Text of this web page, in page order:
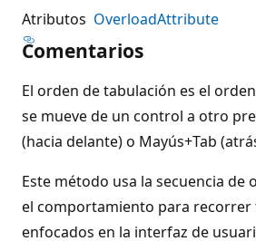
Atributos OverloadAttribute
Comentarios
El orden de tabulación es el
se mueve de un control a otro
(hacia delante) o Mayús+Tab
Este método usa la secuencia de
el comportamiento para recorrer
enfocados en la interfaz de